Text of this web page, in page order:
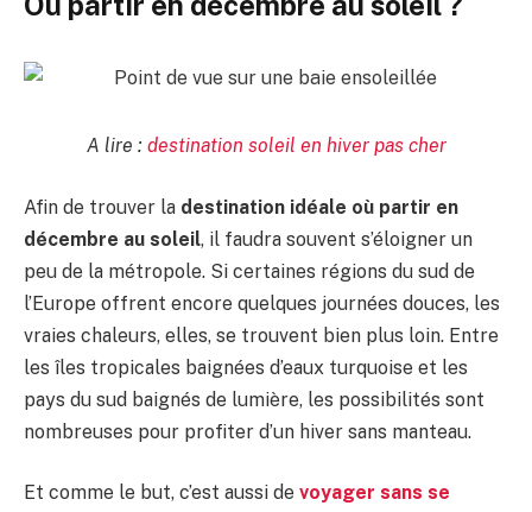
A lire : destination soleil en hiver pas cher
Afin de trouver la destination idéale où partir en
décembre au soleil, il faudra souvent s’éloigner un
peu de la métropole. Si certaines régions du sud de
l’Europe offrent encore quelques journées douces, les
vraies chaleurs, elles, se trouvent bien plus loin. Entre
les îles tropicales baignées d’eaux turquoise et les
pays du sud baignés de lumière, les possibilités sont
nombreuses pour profiter d’un hiver sans manteau.
Et comme le but, c’est aussi de voyager sans se